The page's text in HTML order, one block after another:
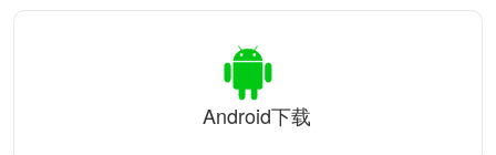
Android下载